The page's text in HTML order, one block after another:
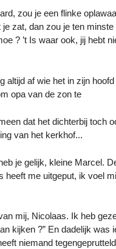
zou je een flinke
zat, dan zou je ten
? ’t Is waar ook, jij hebt
af wie het in zijn hoofd
opa van de zon te
dat het dichterbij toch
van het kerkhof...
je gelijk, kleine Marcel.
heeft me uitgeput, ik voel
mij, Nicolaas. Ik heb
kijken ?” En dadelijk was
niemand